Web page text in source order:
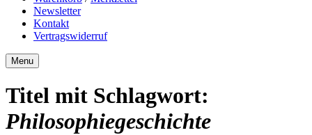
Newsletter
Kontakt
Vertragswiderruf
Menu
Titel mit Schlagwort:
Philosophiegeschichte